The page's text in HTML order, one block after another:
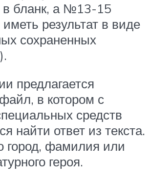
в бланк, а №13-15
результат в виде
сохраненных
предлагается
в котором с
средств
найти ответ из текста.
город, фамилия или
героя.